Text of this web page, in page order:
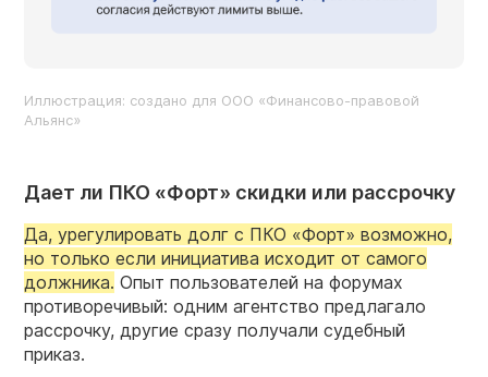
Иллюстрация: создано для ООО «Финансово-правовой
Альянс»
Дает ли ПКО «Форт» скидки или рассрочку
Да, урегулировать долг с ПКО «Форт» возможно,
но только если инициатива исходит от самого
должника. Опыт пользователей на форумах
противоречивый: одним агентство предлагало
рассрочку, другие сразу получали судебный
приказ.